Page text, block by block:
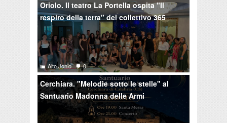
Oriolo. Il teatro La Portella ospita "Il
respiro della terra" del collettivo 365
Alto Jonio 0
Cerchiara. "Melodie sotto le stelle" al
Santuario Madonna delle Armi